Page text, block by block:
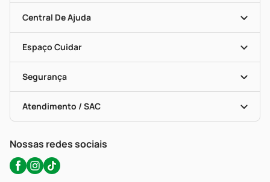
Mapa De Categorias
Blog Da PP
Seja Uma Loja Parceira
Clube PP
Convênios
Programa Popular Do Brasil
Encarte De Ofertas
Dermaclub
Descontos De Laboratório (PBM)
Cupons E Ofertas
Central De Ajuda
Entrega
Recompra Programada
Compras Com Receita
Alomed (tele-Entrega)
Formas De Pagamento
Troca E Devolução
Bulas De A A Z
Políticas De Marketplace
Espaço Cuidar
Vacinas
Serviços Farmacêuticos
Testes Rápidos
Autoteste Covid-19
Segurança
Certificado De Segurança
Portal Da Privacidade
Atendimento / SAC
WhatsApp (47) 9202-1687
Nossas redes sociais